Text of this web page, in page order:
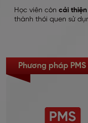
Học viên còn cải
thành thói quen sử
Phương pháp